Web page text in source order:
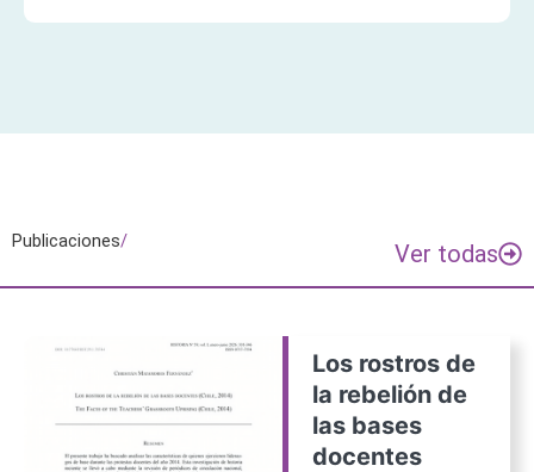
Publicaciones/ Ver todas
Los rostros de
la rebelión de
las bases
docentes